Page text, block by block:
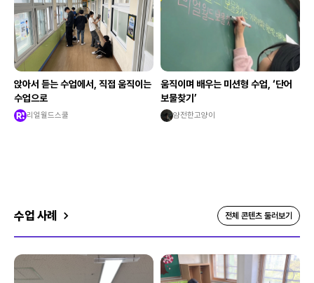
앉아서 듣는 수업에서, 직접 움직이는
수업으로
리얼월드스쿨
움직이며 배우는 미션형 수업, ‘단어
보물찾기’
얌전한고양이
수업 사례 전체 콘텐츠 둘러보기